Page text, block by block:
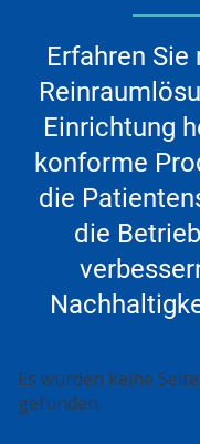
Erfahren
Einrichtung
konforme
die
die
Es wurden keine
gefunden.